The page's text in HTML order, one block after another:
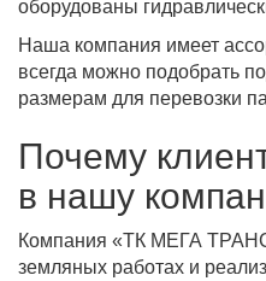
оборудованы
Наша компания имеет
всегда можно подобрать
размерам для перевозки
Почему
в нашу
Компания «ТК МЕГА
земляных работах и